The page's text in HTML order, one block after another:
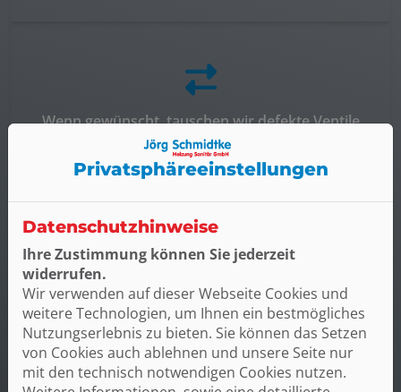
Wenn gewünscht, tauschen wir defekte Ventile
und Dichtungen sofort aus
Wir führen einen hydraulischen Abgleich durch –
für gleichmäßige Wärmeverteilung auf alle
Heizkörper im Haus
Privatsphäre­einstellungen
Datenschutzhinweise
Ihre Zustimmung können Sie jederzeit
widerrufen.
Wir verwenden auf dieser Webseite Cookies und
weitere Technologien, um Ihnen ein bestmögliches
Nutzungserlebnis zu bieten. Sie können das Setzen
von Cookies auch ablehnen und unsere Seite nur
mit den technisch notwendigen Cookies nutzen.